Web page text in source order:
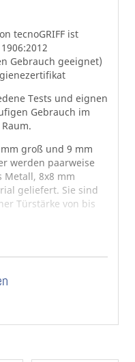
tecnoGRIFF ist
Gebrauch geeignet)
Tests und eignen
Gebrauch im
groß und 9 mm
werden paarweise
Metall, 8x8 mm
geliefert. Sie sind
Türstärke von bis
WC/Bad-